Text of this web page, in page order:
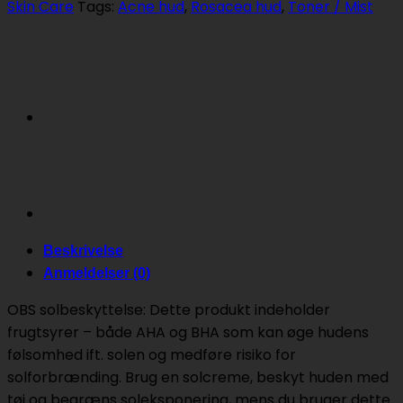
CLARIFIER
Skin Care Tags: Acne hud, Rosacea hud, Toner / Mist
Beskrivelse
Anmeldelser (0)
OBS solbeskyttelse: Dette produkt indeholder
frugtsyrer – både AHA og BHA som kan øge hudens
følsomhed ift. solen og medføre risiko for
solforbrænding. Brug en solcreme, beskyt huden med